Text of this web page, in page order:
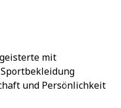
mit
und Persönlichkeit